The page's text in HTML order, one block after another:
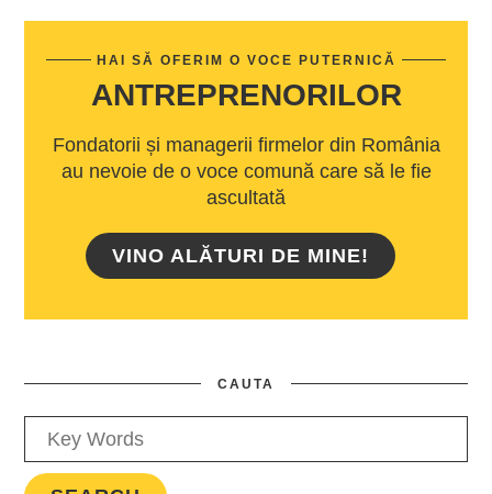
HAI SĂ OFERIM O VOCE PUTERNICĂ
ANTREPRENORILOR
Fondatorii și managerii firmelor din România
au nevoie de o voce comună care să le fie
ascultată
VINO ALĂTURI DE MINE!
CAUTA